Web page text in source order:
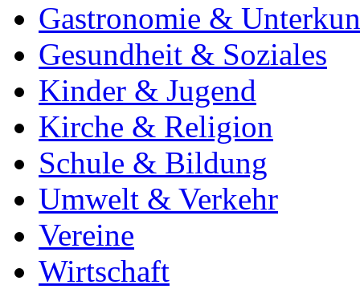
Gastronomie &
Gesundheit & Soziales
Kinder & Jugend
Kirche & Religion
Schule & Bildung
Umwelt & Verkehr
Vereine
Wirtschaft